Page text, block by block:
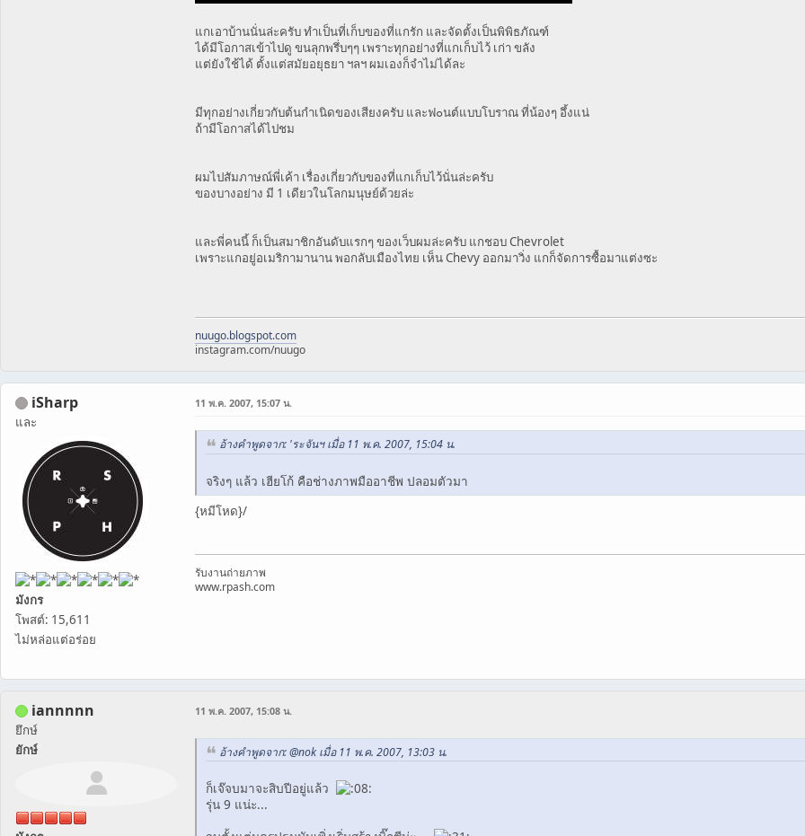
แกเอาบ้านนั่นล่ะครับ ทำเป็นที่เก็บของที่แกรัก และจัดตั้งเป็นพิพิธภัณฑ์
ได้มีโอกาสเข้าไปดู ขนลุกพรึ่บๆๆ เพราะทุกอย่างที่แกเก็บไว้ เก่า ขลัง
แต่ยังใช้ได้ ตั้งแต่สมัยอยุธยา ฯลฯ ผมเองก็จำไม่ได้ละ
มีทุกอย่างเกี่ยวกับต้นกำเนิดของเสียงครับ และฟ๐นต์แบบโบราณ ที่น้องๆ อึ้งแน่
ถ้ามีโอกาสได้ไปชม
ผมไปสัมภาษณ์พี่เค้า เรื่องเกี่ยวกับของที่แกเก็บไว้นั่นล่ะครับ
ของบางอย่าง มี 1 เดียวในโลกมนุษย์ด้วยล่ะ
และพี่คนนี้ ก็เป็นสมาชิกอันดับแรกๆ ของเว็บผมล่ะครับ แกชอบ Chevrolet
เพราะแกอยู่อเมริกามานาน พอกลับเมืองไทย เห็น Chevy ออกมาวิ่ง แกก็จัดการซื้อมาแต่งซะ
nuugo.blogspot.com
instagram.com/nuugo
iSharp
และ
มังกร
โพสต์: 15,611
ไม่หล่อแต่อร่อย
11 พ.ค. 2007, 15:07 น.
อ้างคำพูดจาก: 'ระจันฯ เมื่อ 11 พ.ค. 2007, 15:04 น.
จริงๆ แล้ว เฮียโก้ คือช่างภาพมืออาชีพ ปลอมตัวมา
{หมีโหด}/
รับงานถ่ายภาพ
www.rpash.com
iannnnn
ยึกษ์
ยักษ์
11 พ.ค. 2007, 15:08 น.
อ้างคำพูดจาก: @nok เมื่อ 11 พ.ค. 2007, 13:03 น.
ก็เจ๊จบมาจะสิบปีอยู่แล้ว
รุ่น 9 แน่ะ...